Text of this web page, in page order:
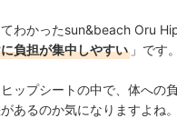
わかったsun&beach Oru
負担が集中しやすい 」です。
ップシートの中で、体への
あるのか気になりますよ